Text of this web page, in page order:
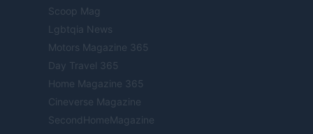
Scoop Mag
Lgbtqia News
Motors Magazine 365
Day Travel 365
Home Magazine 365
Cineverse Magazine
SecondHomeMagazine